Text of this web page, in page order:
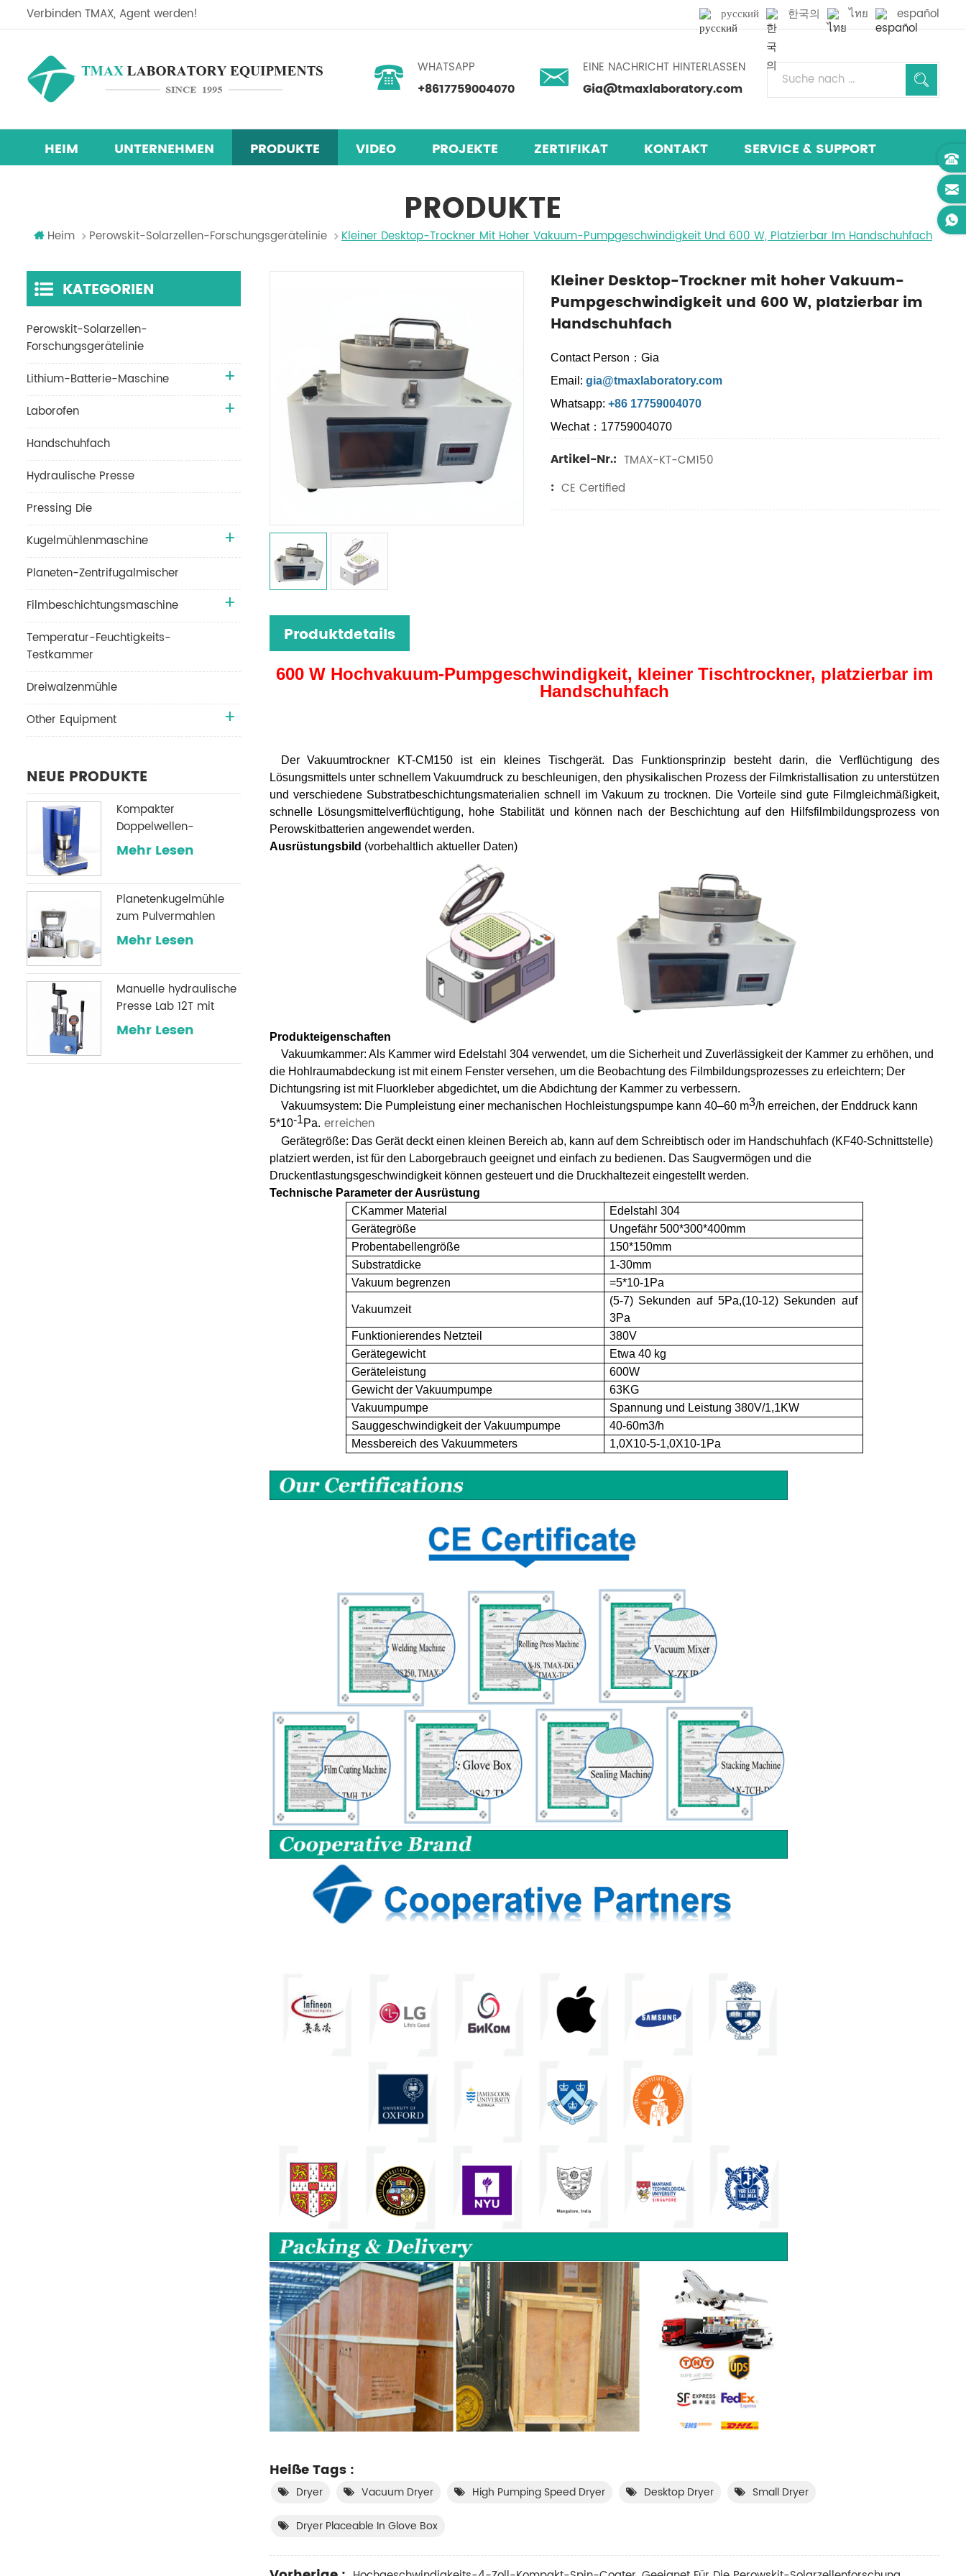
Verbinden TMAX, Agent werden! русский 한국의 ไทย español
WHATSAPP
+8617759004070
EINE NACHRICHT HINTERLASSEN
Gia@tmaxlaboratory.com
HEIM UNTERNEHMEN PRODUKTE VIDEO PROJEKTE ZERTIFIKAT KONTAKT SERVICE & SUPPORT
PRODUKTE
Heim Perowskit-Solarzellen-Forschungsgerätelinie Kleiner Desktop-Trockner Mit Hoher Vakuum-Pumpgeschwindigkeit Und 600 W, Platzierbar Im Handschuhfach
Kleiner Desktop-Trockner mit hoher Vakuum-
Pumpgeschwindigkeit und 600 W, platzierbar im
Handschuhfach
Contact Person：Gia
Email: gia@tmaxlaboratory.com
Whatsapp:+86 17759004070
Wechat：17759004070
Artikel-Nr.: TMAX-KT-CM150
: CE Certified
Produktdetails
600 W Hochvakuum-Pumpgeschwindigkeit, kleiner Tischtrockner, platzierbar im
Handschuhfach
Der Vakuumtrockner KT-CM150 ist ein kleines Tischgerät. Das Funktionsprinzip besteht darin, die Verflüchtigung des
Lösungsmittels unter schnellem Vakuumdruck zu beschleunigen, den physikalischen Prozess der Filmkristallisation zu unterstützen
und verschiedene Substratbeschichtungsmaterialien schnell im Vakuum zu trocknen. Die Vorteile sind gute Filmgleichmäßigkeit,
schnelle Lösungsmittelverflüchtigung, hohe Stabilität und können nach der Beschichtung auf den Hilfsfilmbildungsprozess von
Perowskitbatterien angewendet werden.
Ausrüstungsbild (vorbehaltlich aktueller Daten)
Produkteigenschaften
Vakuumkammer: Als Kammer wird Edelstahl 304 verwendet, um die Sicherheit und Zuverlässigkeit der Kammer zu erhöhen, und
die Hohlraumabdeckung ist mit einem Fenster versehen, um die Beobachtung des Filmbildungsprozesses zu erleichtern; Der
Dichtungsring ist mit Fluorkleber abgedichtet, um die Abdichtung der Kammer zu verbessern.
Vakuumsystem: Die Pumpleistung einer mechanischen Hochleistungspumpe kann 40–60 m3/h erreichen, der Enddruck kann
5*10-1Pa. erreichen
Gerätegröße: Das Gerät deckt einen kleinen Bereich ab, kann auf dem Schreibtisch oder im Handschuhfach (KF40-Schnittstelle)
platziert werden, ist für den Laborgebrauch geeignet und einfach zu bedienen. Das Saugvermögen und die
Druckentlastungsgeschwindigkeit können gesteuert und die Druckhaltezeit eingestellt werden.
Technische Parameter der Ausrüstung
CKammerMaterial
Edelstahl 304
Gerätegröße
Ungefähr 500*300*400mm
Probentabellengröße
150*150mm
Substratdicke
1-30mm
Vakuum begrenzen
=5*10-1Pa
Vakuumzeit
(5-7) Sekunden auf 5Pa,(10-12) Sekunden auf
3Pa
Funktionierendes Netzteil
380V
Gerätegewicht
Etwa 40 kg
Geräteleistung
600W
Gewicht der Vakuumpumpe
63KG
Vakuumpumpe
Spannung und Leistung 380V/1,1KW
Sauggeschwindigkeit der Vakuumpumpe
40-60m3/h
Messbereich des Vakuummeters
1,0X10-5-1,0X10-1Pa
Heiße Tags :
Dryer Vacuum Dryer High Pumping Speed Dryer Desktop Dryer Small Dryer
Dryer Placeable In Glove Box
KATEGORIEN
Perowskit-Solarzellen-
Forschungsgerätelinie
Lithium-Batterie-Maschine
Laborofen
Handschuhfach
Hydraulische Presse
Pressing Die
Kugelmühlenmaschine
Planeten-Zentrifugalmischer
Filmbeschichtungsmaschine
Temperatur-Feuchtigkeits-
Testkammer
Dreiwalzenmühle
Other Equipment
NEUE PRODUKTE
Kompakter
Doppelwellen-
Planeten-
Labormaßstab von
500 ml oder 250 ml
Mehr Lesen
Planetenkugelmühle
zum Pulvermahlen
Mehr Lesen
Manuelle hydraulische
Presse Lab 12T mit
optionalem digitalem
in Infrarotlabors
Mehr Lesen